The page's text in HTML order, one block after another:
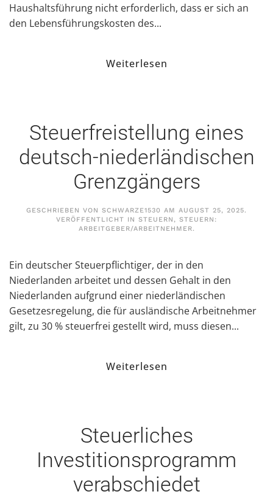
Haushaltsführung nicht erforderlich, dass er sich an
den Lebensführungskosten des...
Weiterlesen
Steuerfreistellung eines
deutsch-niederländischen
Grenzgängers
GESCHRIEBEN VON SCHWARZE1530 AM AUGUST 25, 2025.
VERÖFFENTLICHT IN STEUERN, STEUERN:
ARBEITGEBER/ARBEITNEHMER.
Ein deutscher Steuerpflichtiger, der in den
Niederlanden arbeitet und dessen Gehalt in den
Niederlanden aufgrund einer niederländischen
Gesetzesregelung, die für ausländische Arbeitnehmer
gilt, zu 30 % steuerfrei gestellt wird, muss diesen...
Weiterlesen
Steuerliches
Investitionsprogramm
verabschiedet